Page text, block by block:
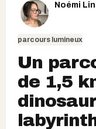
Noémi
parcours lumineux
Un
de 1,5